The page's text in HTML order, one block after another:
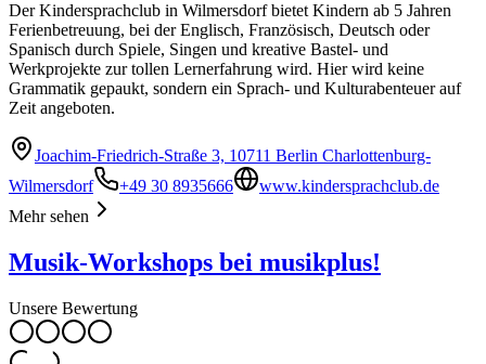
Der Kindersprachclub in Wilmersdorf bietet Kindern ab 5 Jahren
Ferienbetreuung, bei der Englisch, Französisch, Deutsch oder
Spanisch durch Spiele, Singen und kreative Bastel- und
Werkprojekte zur tollen Lernerfahrung wird. Hier wird keine
Grammatik gepaukt, sondern ein Sprach- und Kulturabenteuer auf
Zeit angeboten.
Joachim-Friedrich-Straße 3, 10711 Berlin Charlottenburg-
Wilmersdorf
+49 30 8935666
www.kindersprachclub.de
Mehr sehen
Musik-Workshops bei musikplus!
Unsere Bewertung